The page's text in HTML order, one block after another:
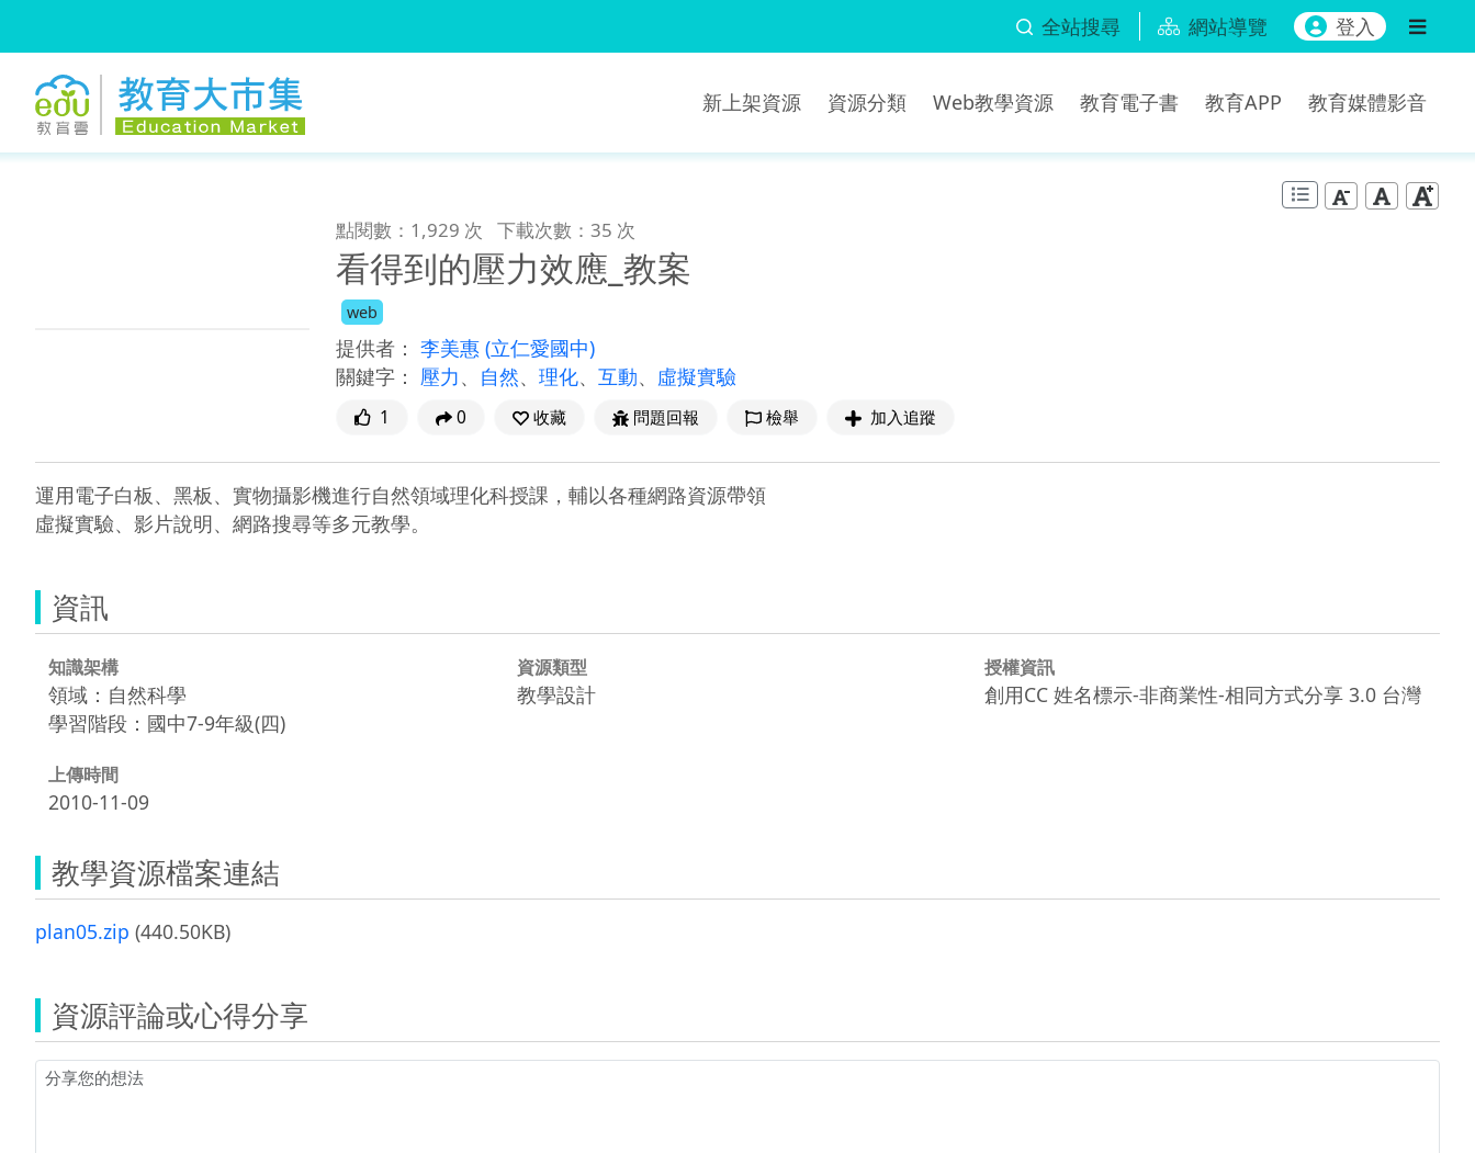
全站搜尋 網站導覽 登入
新上架資源 資源分類 Web教學資源 教育電子書 教育APP 教育媒體影音
點閱數：1,929 次 下載次數：35 次
看得到的壓力效應_教案
web
提供者： 李美惠 (立仁愛國中)
關鍵字： 壓力、 自然、 理化、 互動、 虛擬實驗
1 0 收藏 問題回報 檢舉 加入追蹤
運用電子白板、黑板、實物攝影機進行自然領域理化科授課，輔以各種網路資源帶領
虛擬實驗、影片說明、網路搜尋等多元教學。
資訊
知識架構
領域：自然科學
學習階段：國中7-9年級(四)
資源類型
教學設計
授權資訊
創用CC 姓名標示-非商業性-相同方式分享 3.0 台灣
上傳時間
2010-11-09
教學資源檔案連結
plan05.zip (440.50KB)
資源評論或心得分享